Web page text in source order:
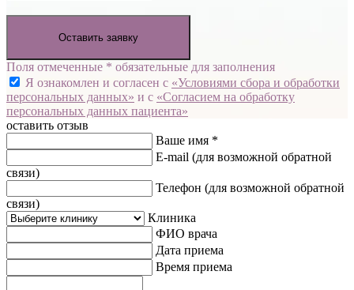
Оставить заявку
Поля отмеченные * обязательные для заполнения
Я ознакомлен и согласен с «Условиями сбора и обработки
персональных данных» и с «Согласием на обработку
персональных данных пациента»
оставить отзыв
Ваше имя *
E-mail (для возможной обратной
связи)
Телефон (для возможной обратной
связи)
Клиника
ФИО врача
Дата приема
Время приема